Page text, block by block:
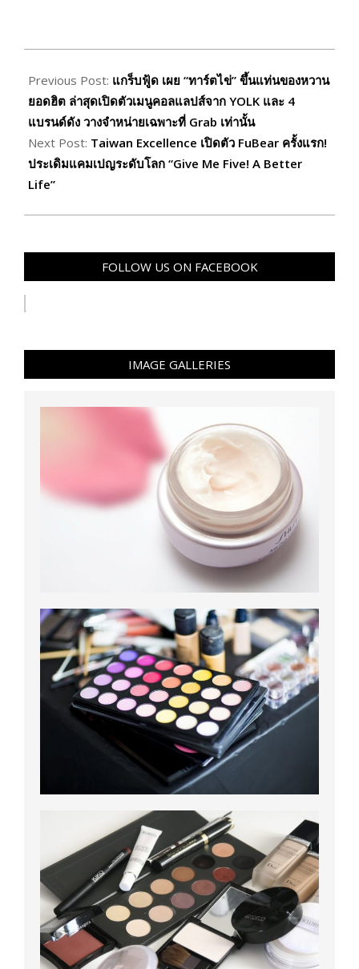
09-
10
Previous Post: แกร็บฟู้ด เผย “ทาร์ตไข่” ขึ้นแท่นของหวาน
ยอดฮิต ล่าสุดเปิดตัวเมนูคอลแลปส์จาก YOLK และ 4
แบรนด์ดัง วางจำหน่ายเฉพาะที่ Grab เท่านั้น
Next Post: Taiwan Excellence เปิดตัว FuBear ครั้งแรก!
ประเดิมแคมเปญระดับโลก “Give Me Five! A Better
Life”
FOLLOW US ON FACEBOOK
IMAGE GALLERIES